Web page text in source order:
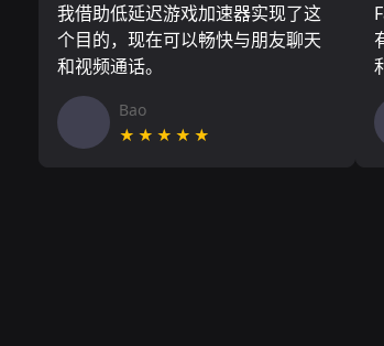
我借助低延迟游戏加速器实现了这
个目的，现在可以畅快与朋友聊天
和视频通话。
Bao
★★★★★